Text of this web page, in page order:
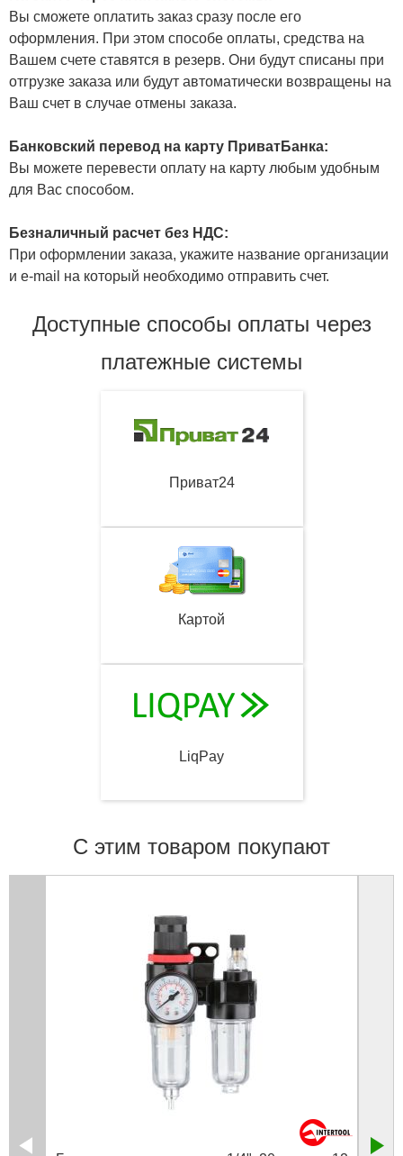
Вы сможете оплатить заказ сразу после его
оформления. При этом способе оплаты, средства на
Вашем счете ставятся в резерв. Они будут списаны при
отгрузке заказа или будут автоматически возвращены на
Ваш счет в случае отмены заказа.
Банковский перевод на карту ПриватБанка:
Вы можете перевести оплату на карту любым удобным
для Вас способом.
Безналичный расчет без НДС:
При оформлении заказа, укажите название организации
и e-mail на который необходимо отправить счет.
Доступные способы оплаты через
платежные системы
Приват24
Картой
LiqPay
С этим товаром покупают